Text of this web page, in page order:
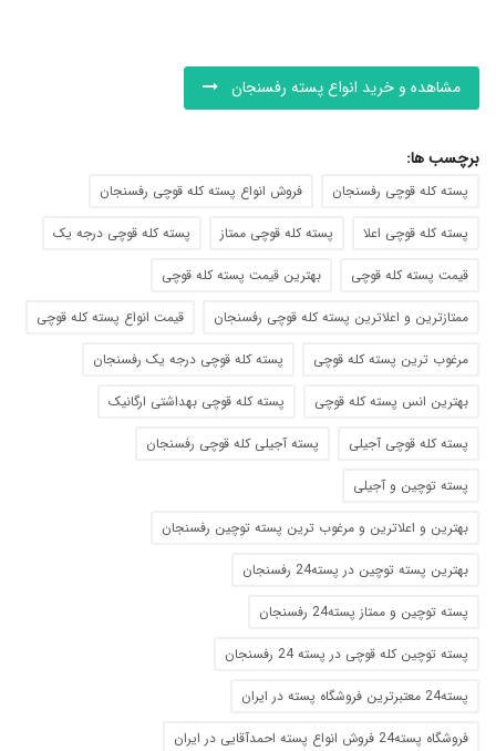
مشاهده و خرید انواع پسته رفسنجان
برچسب ها:
پسته کله قوچی رفسنجان
فروش انواع پسته کله قوچی رفسنجان
پسته کله قوچی اعلا
پسته کله قوچی ممتاز
پسته کله قوچی درجه یک
قیمت پسته کله قوچی
بهترین قیمت پسته کله قوچی
ممتازترین و اعلاترین پسته کله قوچی رفسنجان
قیمت انواع پسته کله قوچی
مرغوب ترین پسته کله قوچی
پسته کله قوچی درجه یک رفسنجان
بهترین انس پسته کله قوچی
پسته کله قوچی بهداشتی ارگانیک
پسته کله قوچی آجیلی
پسته آجیلی کله قوچی رفسنجان
پسته توچین و آجیلی
بهترین و اعلاترین و مرغوب ترین پسته توچین رفسنجان
بهترین پسته توچین در پسته24 رفسنجان
پسته توچین و ممتاز پسته24 رفسنجان
پسته توچین کله قوچی در پسته 24 رفسنجان
پسته24 معتبرترین فروشگاه پسته در ایران
فروشگاه پسته24 فروش انواع پسته احمدآقایی در ایران